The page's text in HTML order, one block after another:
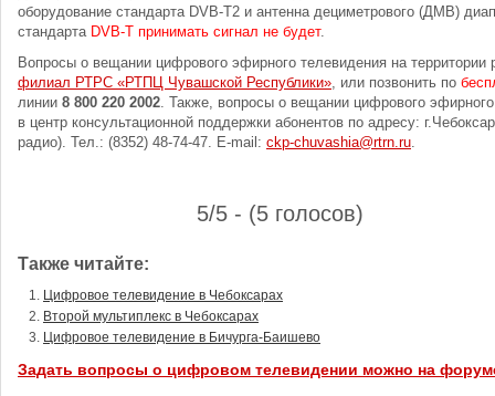
оборудование стандарта DVB-T2 и антенна дециметрового (ДМВ)
стандарта DVB-T принимать сигнал не будет.
Вопросы о вещании цифрового эфирного телевидения на
филиал РТРС «РТПЦ Чувашской Республики», или позвонить по
линии 8 800 220 2002. Также, вопросы о вещании цифрового
в центр консультационной поддержки абонентов по адресу:
радио). Тел.: (8352) 48-74-47. E-mail: ckp-chuvashia@rtrn.ru.
5/5 - (5 голосов)
Также читайте:
Цифровое телевидение в Чебоксарах
Второй мультиплекс в Чебоксарах
Цифровое телевидение в Бичурга-Баишево
Задать вопросы о цифровом телевидении можно на